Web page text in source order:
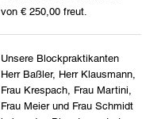
von € 250,00 freut.
Unsere Blockpraktikanten
Herr Baßler, Herr Klausmann,
Frau Krespach, Frau Martini,
Frau Meier und Frau Schmidt